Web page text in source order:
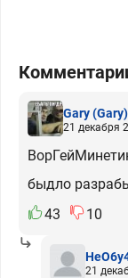
Gary(Gary)
21 декабря
быдло
43
10
21